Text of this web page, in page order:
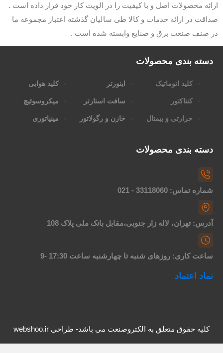
محصولات اصل و با کیفیت را در الویت کار خود قرار داده است .
در ارائه خدمات و کالا طی سالیان گذشته اعتبار مجموعه ما
صنف صنعت برق و صنایع وابسته شده است .
بندی محصولات
کلید اتوماتیک
کنتاکتور
حرارتی و بیمتال
اینورتر
سافت استارتر
خازن و رگولاتور
کلید هوایی
میکروسوئیچ
مینیاتوری
بندی محصولات
تماس: 33118060 - 021
تهران، لاله زار جنوبی،مقابل بانک ملی پلاک 108
کاری: روزهای شنبه تا چهارشنبه ساعت 17:30 -9
اعتماد
کلیه حقوق متعلق به الکتروصنعت می باشد- طراحی webshoo.ir